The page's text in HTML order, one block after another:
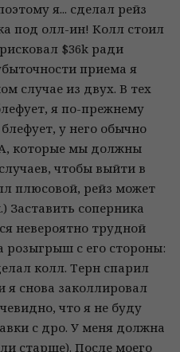
я... сделал рейз
под олл-ин! Колл стоил
$36k ради
приема я
случае из двух. В тех
я по-прежнему
у него обычно
которые мы должны
чтобы выйти в
плюсовой, рейз может
Заставить соперника
невероятно трудной
розыгрыш с его стороны:
колл. Терн спарил
я снова заколлировал
что я не буду
с дро. У меня должна
старше). После моего